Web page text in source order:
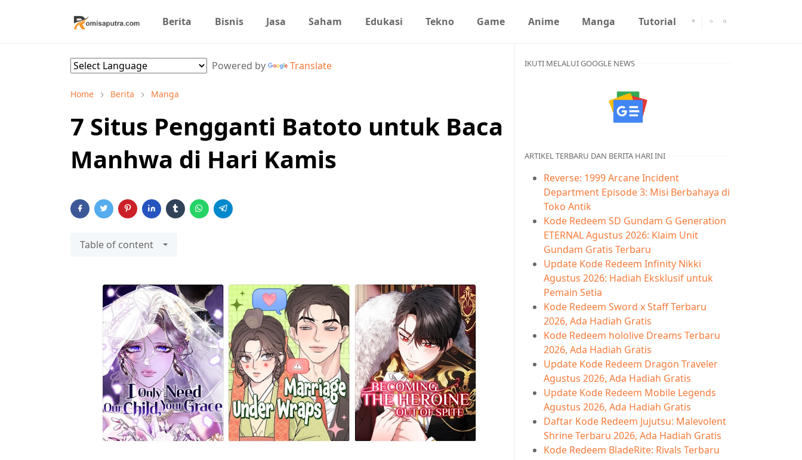
Berita Bisnis Jasa Saham Edukasi Tekno Game Anime Manga Tutorial
Powered by Translate
Home Berita Manga
7 Situs Pengganti Batoto untuk Baca
Manhwa di Hari Kamis
Table of content
IKUTI MELALUI GOOGLE NEWS
ARTIKEL TERBARU DAN BERITA HARI INI
Reverse: 1999 Arcane Incident
Department Episode 3: Misi Berbahaya di
Toko Antik
Kode Redeem SD Gundam G Generation
ETERNAL Agustus 2026: Klaim Unit
Gundam Gratis Terbaru
Update Kode Redeem Infinity Nikki
Agustus 2026: Hadiah Eksklusif untuk
Pemain Setia
Kode Redeem Sword x Staff Terbaru
2026, Ada Hadiah Gratis
Kode Redeem hololive Dreams Terbaru
2026, Ada Hadiah Gratis
Update Kode Redeem Dragon Traveler
Agustus 2026, Ada Hadiah Gratis
Update Kode Redeem Mobile Legends
Agustus 2026, Ada Hadiah Gratis
Daftar Kode Redeem Jujutsu: Malevolent
Shrine Terbaru 2026, Ada Hadiah Gratis
Kode Redeem BladeRite: Rivals Terbaru